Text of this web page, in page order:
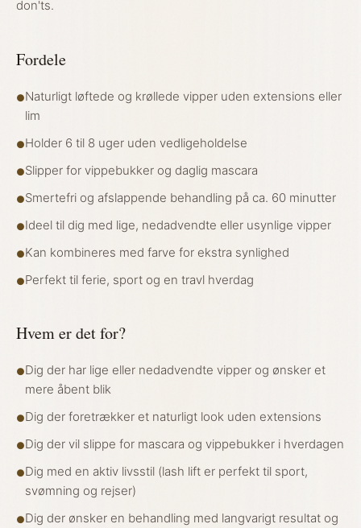
don'ts.
Fordele
●Naturligt løftede og krøllede vipper uden extensions eller
lim
●Holder 6 til 8 uger uden vedligeholdelse
●Slipper for vippebukker og daglig mascara
●Smertefri og afslappende behandling på ca. 60 minutter
●Ideel til dig med lige, nedadvendte eller usynlige vipper
●Kan kombineres med farve for ekstra synlighed
●Perfekt til ferie, sport og en travl hverdag
Hvem er det for?
●Dig der har lige eller nedadvendte vipper og ønsker et
mere åbent blik
●Dig der foretrækker et naturligt look uden extensions
●Dig der vil slippe for mascara og vippebukker i hverdagen
●Dig med en aktiv livsstil (lash lift er perfekt til sport,
svømning og rejser)
●Dig der ønsker en behandling med langvarigt resultat og